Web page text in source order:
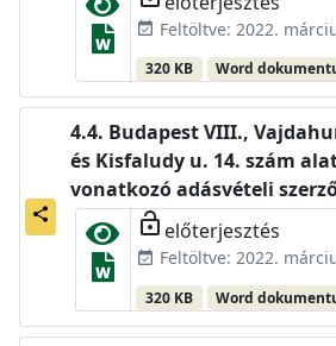
event_available Feltöltve: 2022.
320 KB Word
share
Budapest VIII.,
és Kisfaludy u. 14. szám
vonatkozó adásvételi
lock_open előterjesztés
event_available Feltöltve: 2022.
320 KB Word